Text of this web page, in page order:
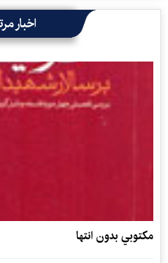
اخبار
مكتوبي بدون انتها